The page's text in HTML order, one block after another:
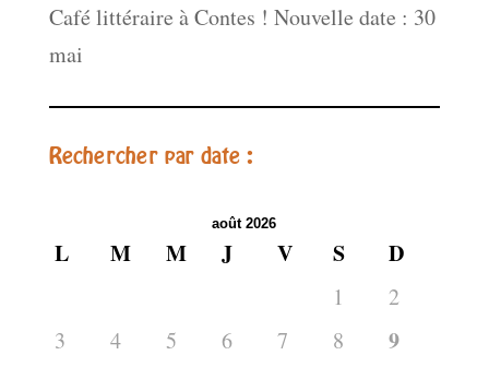
Café littéraire à Contes ! Nouvelle date : 30
mai
Rechercher par date :
août 2026
L M M J V S D
1
2
3
4 5 6 7 8 9